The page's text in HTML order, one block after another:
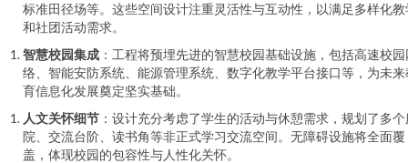
标准田径场等。这些空间设计注重灵活性与互动性，以满足多样化教
和社团活动需求。
智慧校园集成 ：工程将预埋先进的智慧校园基础设施，包括高速校园
络、智能安防系统、能源管理系统、数字化教学平台接口等，为未来
育信息化发展奠定坚实基础。
人文关怀细节 ：设计充分考虑了学生的活动与休憩需求，规划了多个
院、交流台阶、读书角等非正式学习交流空间。无障碍设施将全面覆
盖，体现校园的包容性与人性化关怀。